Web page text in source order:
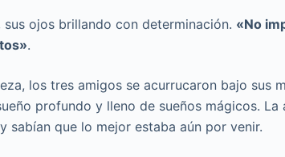
sus ojos brillando con determinación. «No
.
los tres amigos se acurrucaron bajo sus
profundo y lleno de sueños mágicos.
sabían que lo mejor estaba aún por venir.